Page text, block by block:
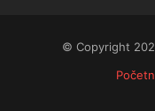
© Copyright